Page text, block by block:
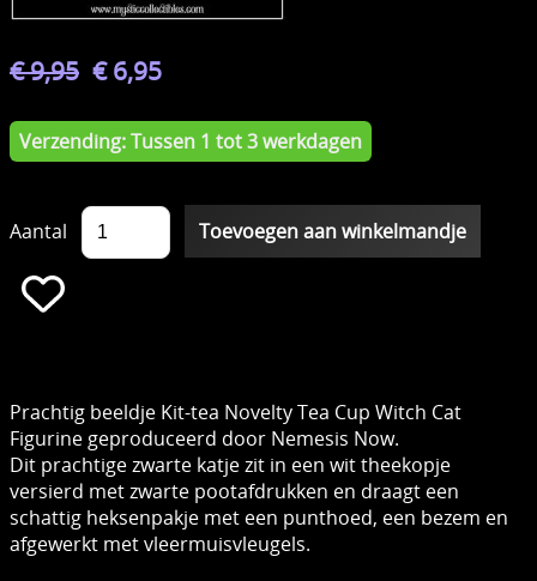
€ 9,95 € 6,95
Verzending: Tussen 1 tot 3 werkdagen
Aantal
Prachtig beeldje Kit-tea Novelty Tea Cup Witch Cat
Figurine geproduceerd door Nemesis Now.
Dit prachtige zwarte katje zit in een wit theekopje
versierd met zwarte pootafdrukken en draagt ​​een
schattig heksenpakje met een punthoed, een bezem en
afgewerkt met vleermuisvleugels.